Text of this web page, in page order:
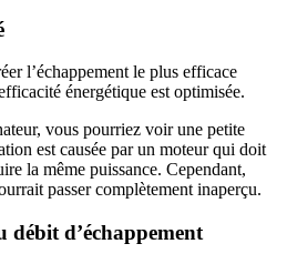
l’échappement le plus efficace
énergétique est optimisée.
vous pourriez voir une petite
est causée par un moteur qui doit
la même puissance. Cependant,
passer complètement inaperçu.
débit d’échappement